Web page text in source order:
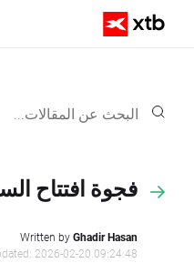
فجوة افتتاح
Written byGhadir Hasan
2026-02-20 09:24:48